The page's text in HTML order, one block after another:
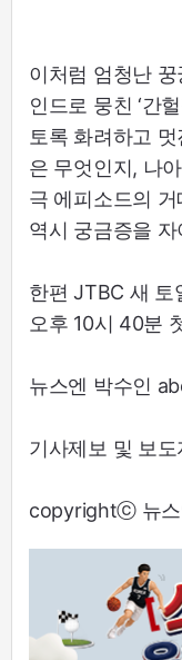
이처럼 엄청난
인드로 뭉친 ‘간
토록 화려하고
은 무엇인지, 나
극 에피소드의
역시 궁금증을 자
한편 JTBC 새 토
오후 10시 40분
뉴스엔 박수인
기사제보 및 보
copyrightⓒ 뉴스